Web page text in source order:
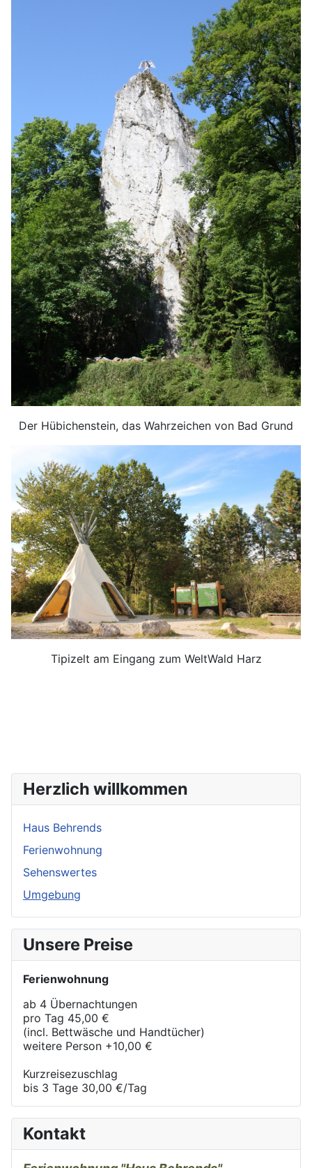
Der Hübichenstein, das Wahrzeichen von Bad Grund
Tipizelt am Eingang zum WeltWald Harz
Herzlich willkommen
Haus Behrends
Ferienwohnung
Sehenswertes
Umgebung
Unsere Preise
Ferienwohnung
ab 4 Übernachtungen
pro Tag 45,00 €
(incl. Bettwäsche und Handtücher)
weitere Person +10,00 €
Kurzreisezuschlag
bis 3 Tage 30,00 €/Tag
Kontakt